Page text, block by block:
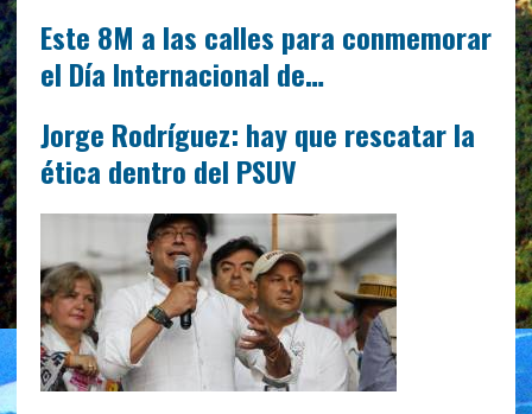
Este 8M a las calles para conmemorar
el Día Internacional de…
Jorge Rodríguez: hay que rescatar la
ética dentro del PSUV